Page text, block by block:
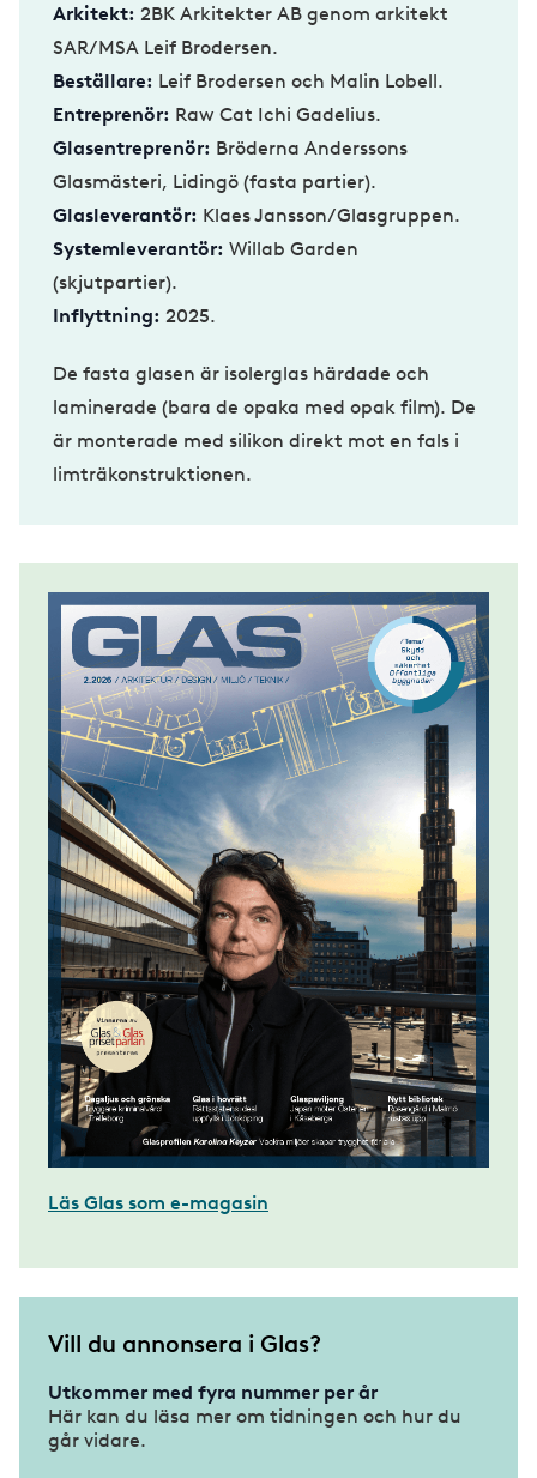
Arkitekt: 2BK Arkitekter AB genom arkitekt
SAR/MSA Leif Brodersen.
Beställare: Leif Brodersen och Malin Lobell.
Entreprenör: Raw Cat Ichi Gadelius.
Glasentreprenör: Bröderna Anderssons
Glasmästeri, Lidingö (fasta partier).
Glasleverantör: Klaes Jansson/Glasgruppen.
Systemleverantör: Willab Garden
(skjutpartier).
Inflyttning: 2025.
De fasta glasen är isolerglas härdade och
laminerade (bara de opaka med opak film). De
är monterade med silikon direkt mot en fals i
limträkonstruktionen.
Läs Glas som e-magasin
Vill du annonsera i Glas?
Utkommer med fyra nummer per år
Här kan du läsa mer om tidningen och hur du
går vidare.